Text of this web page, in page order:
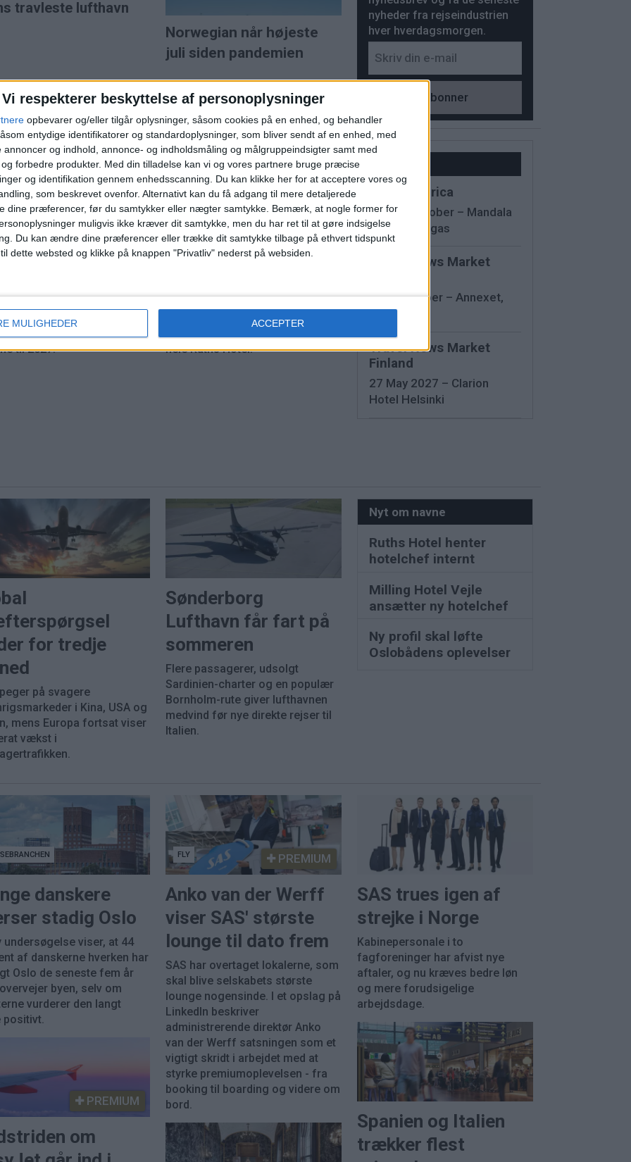
Vi respekterer beskyttelse af personoplysninger
opbevarer og/eller tilgår oplysninger, såsom cookies på en enhed, og behandler
entydige identifikatorer og standardoplysninger, som bliver sendt af en enhed, med
annoncer og indhold, annonce- og indholdsmåling og målgruppeindsigter samt med
forbedre produkter. Med din tilladelse kan vi og vores partnere bruge præcise
og identifikation gennem enhedsscanning. Du kan klikke her for at acceptere vores og
som beskrevet ovenfor. Alternativt kan du få adgang til mere detaljerede
dine præferencer, før du samtykker eller nægter samtykke. Bemærk, at nogle former for
muligvis ikke kræver dit samtykke, men du har ret til at gøre indsigelse
Du kan ændre dine præferencer eller trække dit samtykke tilbage på ethvert tidspunkt
dette websted og klikke på knappen "Privatliv" nederst på websiden.
MULIGHEDER ACCEPTER
travleste lufthavn
Norwegian når højeste
juli siden pandemien
nyheder fra rejseindustrien
hver hverdagsmorgen.
PREMIUM
737 MAX 7
hos den største
til 2027.
HOTEL
Ruths Hotel henter
hotelchef internt
medarbejdere og
hele Ruths Hotel.
IMEX America
13 - 15 October – Mandala
Bay, Las Vegas
Travel News Market
12 November – Annexet,
Stockholm
Travel News Market
Finland
27 May 2027 – Clarion
Hotel Helsinki
for tredje
peger på svagere
i Kina, USA og
mens Europa fortsat viser
vækst i
Sønderborg
Lufthavn får fart på
sommeren
Flere passagerer, udsolgt
Sardinien-charter og en populær
Bornholm-rute giver lufthavnen
medvind før nye direkte rejser til
Italien.
Nyt om navne
Ruths Hotel henter
hotelchef internt
Milling Hotel Vejle
ansætter ny hotelchef
Ny profil skal løfte
Oslobådens oplevelser
danskere
stadig Oslo
undersøgelse viser, at 44
af danskerne hverken har
Oslo de seneste fem år
byen, selv om
vurderer den langt
positivt.
PREMIUM
om
FLY PREMIUM
Anko van der Werff
viser SAS' største
lounge til dato frem
SAS har overtaget lokalerne, som
skal blive selskabets største
lounge nogensinde. I et opslag på
LinkedIn beskriver
administrerende direktør Anko
van der Werff satsningen som et
vigtigt skridt i arbejdet med at
styrke premiumoplevelsen - fra
booking til boarding og videre om
bord.
SAS trues igen af
strejke i Norge
Kabinepersonale i to
fagforeninger har afvist nye
aftaler, og nu kræves bedre løn
og mere forudsigelige
arbejdsdage.
Spanien og Italien
trækker flest